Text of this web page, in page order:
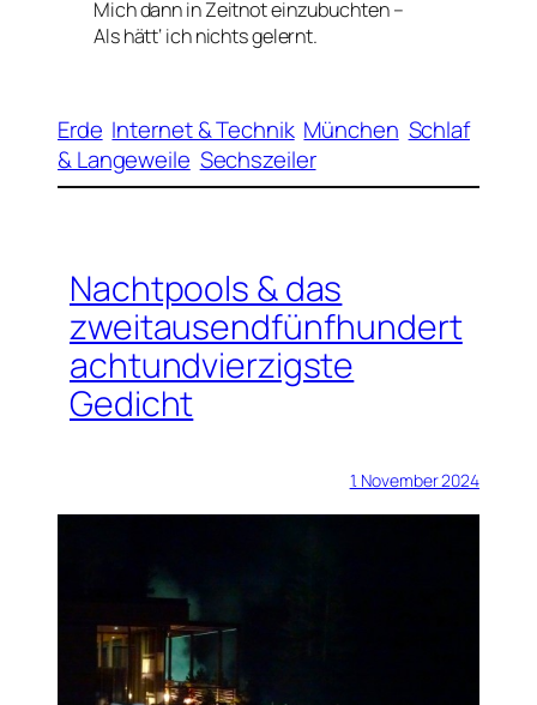
Mich dann in Zeitnot einzubuchten –
Als hätt‘ ich nichts gelernt.
Erde Internet & Technik München Schlaf
& Langeweile Sechszeiler
Nachtpools & das
zweitausendfünfhundert
achtundvierzigste
Gedicht
1. November 2024